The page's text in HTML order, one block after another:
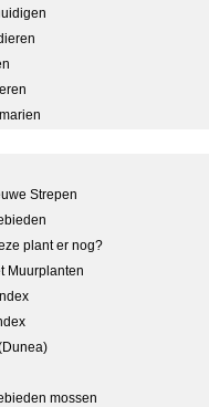
Strepen
plant er nog?
Muurplanten
mossen